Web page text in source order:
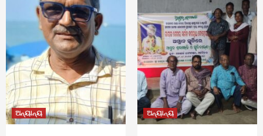
ଅନ୍ୟାନ୍ୟ ଅନ୍ୟାନ୍ୟ